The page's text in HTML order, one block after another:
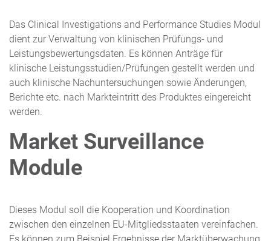
Das Clinical Investigations and Performance Studies Modul
dient zur Verwaltung von klinischen Prüfungs- und
Leistungsbewertungsdaten. Es können Anträge für
klinische Leistungsstudien/Prüfungen gestellt werden und
auch klinische Nachuntersuchungen sowie Änderungen,
Berichte etc. nach Markteintritt des Produktes eingereicht
werden.
Market Surveillance
Module
Dieses Modul soll die Kooperation und Koordination
zwischen den einzelnen EU-Mitgliedsstaaten vereinfachen.